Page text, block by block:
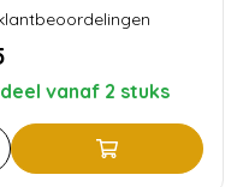
vanaf 2 stuks